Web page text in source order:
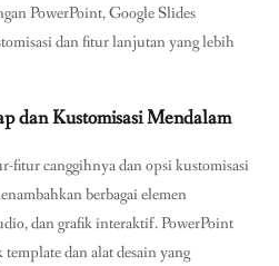
PowerPoint, Google Slides
dan fitur lanjutan yang lebih
dan Kustomisasi Mendalam
fitur canggihnya dan opsi kustomisasi
berbagai elemen
dan grafik interaktif. PowerPoint
dan alat desain yang